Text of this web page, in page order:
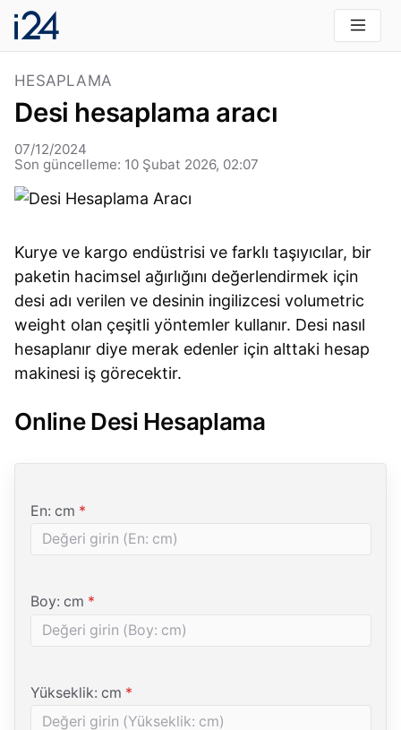
HESAPLAMA
Desi hesaplama aracı
07/12/2024
Son güncelleme: 10 Şubat 2026, 02:07
Kurye ve kargo endüstrisi ve farklı taşıyıcılar, bir
paketin hacimsel ağırlığını değerlendirmek için
desi adı verilen ve desinin ingilizcesi volumetric
weight olan çeşitli yöntemler kullanır. Desi nasıl
hesaplanır diye merak edenler için alttaki hesap
makinesi iş görecektir.
Online Desi Hesaplama
En: cm *(Zorunlu)
Boy: cm *(Zorunlu)
Yükseklik: cm *(Zorunlu)